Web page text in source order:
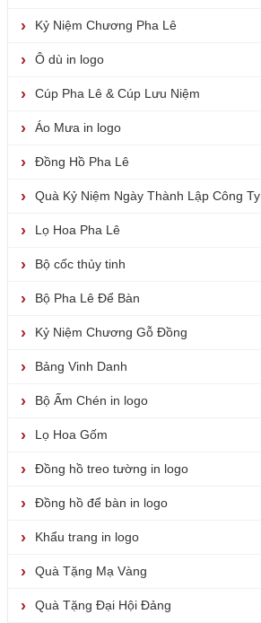
Kỷ Niệm Chương Pha Lê
Ô dù in logo
Cúp Pha Lê & Cúp Lưu Niệm
Áo Mưa in logo
Đồng Hồ Pha Lê
Quà Kỷ Niệm Ngày Thành Lập Công Ty
Lọ Hoa Pha Lê
Bộ cốc thủy tinh
Bộ Pha Lê Để Bàn
Kỷ Niệm Chương Gỗ Đồng
Bảng Vinh Danh
Bộ Ấm Chén in logo
Lọ Hoa Gốm
Đồng hồ treo tường in logo
Đồng hồ để bàn in logo
Khẩu trang in logo
Quà Tặng Mạ Vàng
Quà Tặng Đại Hội Đảng